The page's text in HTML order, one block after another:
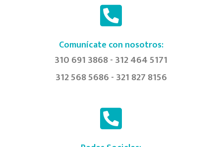
Comunícate con nosotros:
310 691 3868 - 312 464 5171
312 568 5686 - 321 827 8156